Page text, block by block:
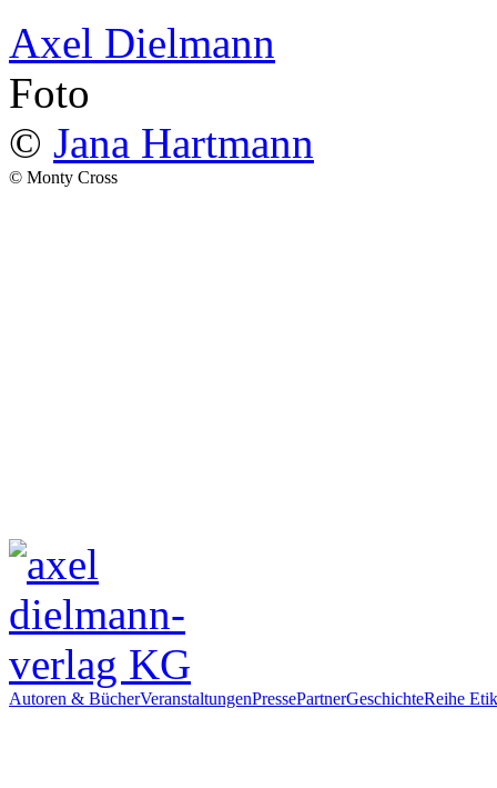
Axel Dielmann
Foto
© Jana Hartmann
© Monty Cross
Autoren & BücherVeranstaltungenPressePartnerGeschichteReihe